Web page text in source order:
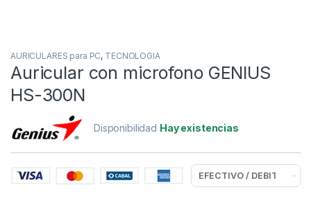
AURICULARES para PC, TECNOLOGIA
Auricular con microfono GENIUS
HS-300N
Disponibilidad Hay existencias